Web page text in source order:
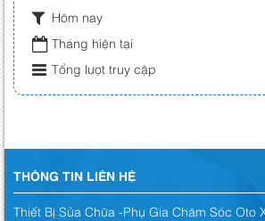
Hôm nay
Tháng hiện tại
Tổng lượt truy cập
THÔNG TIN LIÊN HỆ
Thiết Bị Sửa Chữa -Phụ Gia Chăm Sóc Oto